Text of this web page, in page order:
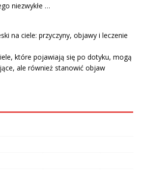
niezwykłe …
na ciele: przyczyny, objawy i leczenie
które pojawiają się po dotyku, mogą
ale również stanowić objaw